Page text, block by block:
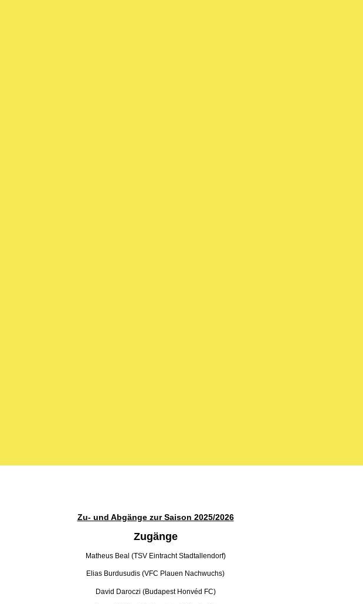
Zu- und Abgänge zur Saison 2025/2026
Zugänge
Matheus Beal (TSV Eintracht Stadtallendorf)
Elias Burdusudis (VFC Plauen Nachwuchs)
David Daroczi (Budapest Honvéd FC)